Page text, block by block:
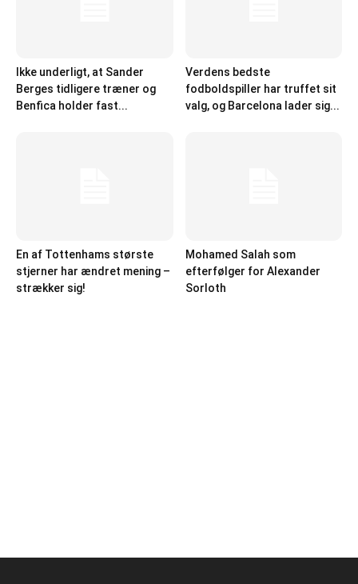
Ikke underligt, at Sander
Berges tidligere træner og
Benfica holder fast...
Verdens bedste
fodboldspiller har truffet sit
valg, og Barcelona lader sig...
En af Tottenhams største
stjerner har ændret mening –
strækker sig!
Mohamed Salah som
efterfølger for Alexander
Sorloth